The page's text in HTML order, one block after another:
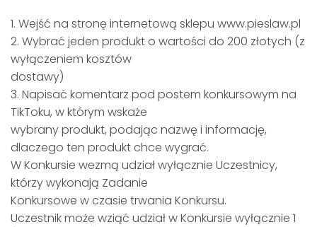
1. Wejść na stronę internetową sklepu www.pieslaw.pl
2. Wybrać jeden produkt o wartości do 200 złotych (z
wyłączeniem kosztów
dostawy)
3. Napisać komentarz pod postem konkursowym na
TikToku, w którym wskaże
wybrany produkt, podając nazwę i informację,
dlaczego ten produkt chce wygrać.
W Konkursie wezmą udział wyłącznie Uczestnicy,
którzy wykonają Zadanie
Konkursowe w czasie trwania Konkursu.
Uczestnik może wziąć udział w Konkursie wyłącznie 1